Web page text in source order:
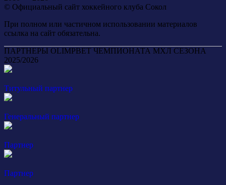
© Официальный сайт хоккейного клуба Сокол
При полном или частичном использовании материалов
ссылка на сайт обязательна.
ПАРТНЕРЫ OLIMPBET ЧЕМПИОНАТА МХЛ СЕЗОНА
2025/2026
Титульный партнер
Генеральный партнер
Партнер
Партнер